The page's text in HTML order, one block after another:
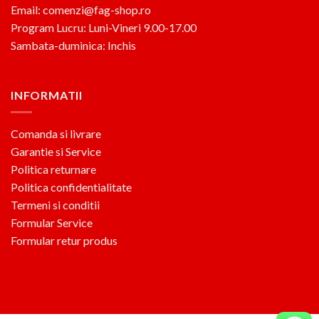
Email: comenzi@fag-shop.ro
Program Lucru: Luni-Vineri 9.00-17.00
Sambata-duminica: Inchis
INFORMATII
Comanda si livrare
Garantie si Service
Politica returnare
Politica confidentialitate
Termeni si conditii
Formular Service
Formular retur produs